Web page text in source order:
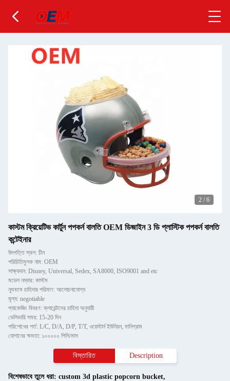
2 / 6
কাস্টম ক্রিয়েটিভ কার্টুন পপকর্ন বালতি OEM ডিজাইন 3 ডি প্লাস্টিক পপকর্ন বালতি
কন্টেইনার
উৎপত্তি স্থল: চীন
পরিচিতিমুলক নাম: OEM
সাক্ষ্যদান: Disney, Universal, Sedex, SA8000, ISO9001 and etc
মডেল নম্বার: কাস্টম
ন্যূনতম চাহিদার পরিমাণ: আলোচনাযোগ্য
মূল্য: negotiable
প্যাকেজিং বিবরণ: ক্লায়েন্টদের চাহিদা অনুযায়ী
ডেলিভারি সময়: 15-20 দিন
পরিশোধের শর্ত: L/C, D/A, D/P, T/T, ওয়েস্টার্ন ইউনিয়ন, মানিগ্রাম
যোগানের ক্ষমতা: ১০০০০০ পিসি/মাস
বিস্তারিত Description
বিশেষভাবে তুলে ধরা: custom 3d plastic popcorn bucket,